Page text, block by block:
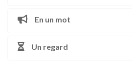
En un mot
Un regard